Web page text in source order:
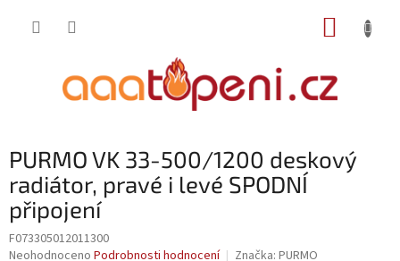
PURMO VK 33-500/1200 deskový
radiátor, pravé i levé SPODNÍ
připojení
F073305012011300
Průměrné
Neohodnoceno Podrobnosti hodnocení Značka: PURMO